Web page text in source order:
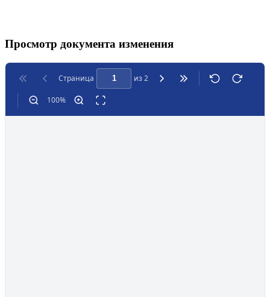
Просмотр документа изменения